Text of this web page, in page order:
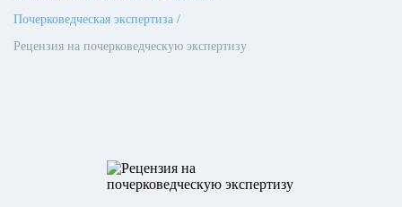
Почерковедческая экспертиза
Рецензия на почерковедческую экспертизу